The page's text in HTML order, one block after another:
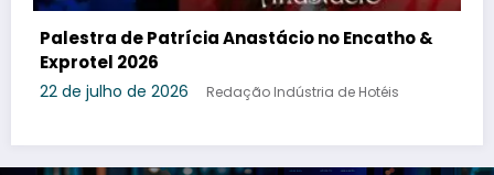
Encatho & Exprotel 2026 : painel
“Hospitalidade que se sustenta: por que só
treinar não resolve”